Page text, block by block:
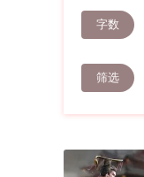
字数
筛选